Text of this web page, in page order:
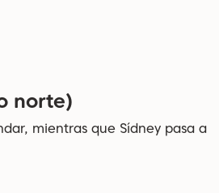
norte)
mientras que Sídney pasa a